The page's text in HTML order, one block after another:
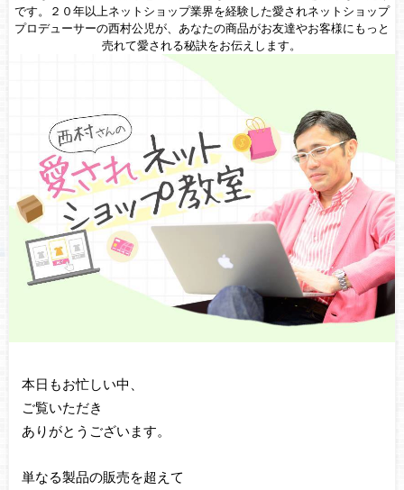
です。２０年以上ネットショップ業界を経験した愛されネットショップ
プロデューサーの西村公児が、あなたの商品がお友達やお客様にもっと
売れて愛される秘訣をお伝えします。
本日もお忙しい中、
ご覧いただき
ありがとうございます。
単なる製品の販売を超えて